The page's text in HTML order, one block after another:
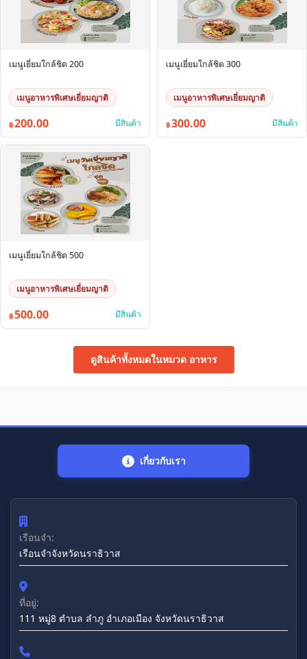
เมนูเยี่ยมใกล้ชิด 200
เมนูอาหารพิเศษเยี่ยมญาติ
฿200.00 มีสินค้า
เมนูเยี่ยมใกล้ชิด 300
เมนูอาหารพิเศษเยี่ยมญาติ
฿300.00 มีสินค้า
เมนูเยี่ยมใกล้ชิด 500
เมนูอาหารพิเศษเยี่ยมญาติ
฿500.00 มีสินค้า
ดูสินค้าทั้งหมดในหมวด อาหาร
เกี่ยวกับเรา
เรือนจำ:
เรือนจำจังหวัดนราธิวาส
ที่อยู่:
111 หมู่8 ตำบล ลำภู อำเภอเมือง จังหวัดนราธิวาส